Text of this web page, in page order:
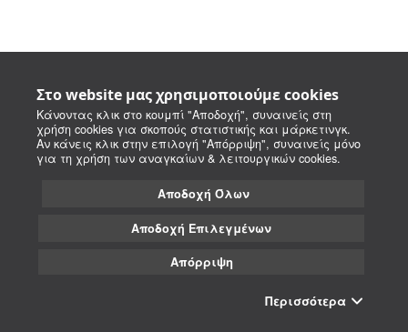
Στο website μας χρησιμοποιούμε cookies
Κάνοντας κλικ στο κουμπί "Αποδοχή", συναινείς στη
χρήση cookies για σκοπούς στατιστικής και μάρκετινγκ.
Αν κάνεις κλικ στην επιλογή "Απόρριψη", συναινείς μόνο
για τη χρήση των αναγκαίων & λειτουργικών cookies.
Αποδοχή Όλων
Αποδοχή Επιλεγμένων
Απόρριψη
Περισσότερα